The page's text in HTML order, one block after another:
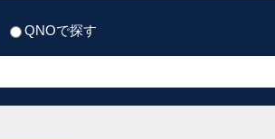
QNOで探す